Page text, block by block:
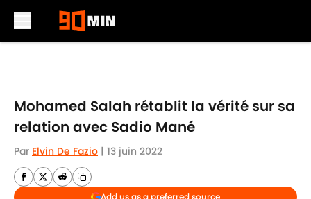
Mohamed Salah rétablit la vérité sur sa
relation avec Sadio Mané
Par Elvin De Fazio | 13 juin 2022
Add us as a preferred source